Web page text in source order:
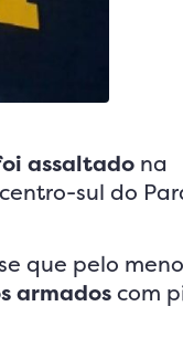
assaltado na
sul do
que pelo
armadoscom